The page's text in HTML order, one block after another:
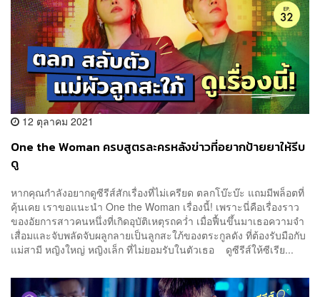
12 ตุลาคม 2021
One the Woman ครบสูตรละครหลังข่าวที่อยากป้ายยาให้รีบ
ดู
หากคุณกำลังอยากดูซีรีส์สักเรื่องที่ไม่เครียด ตลกโบ๊ะบ๊ะ แถมมีพล็อตที่
คุ้นเคย เราขอแนะนำ One the Woman เรื่องนี้! เพราะนี่คือเรื่องราว
ของอัยการสาวคนหนึ่งที่เกิดอุบัติเหตุรถคว่ำ เมื่อฟื้นขึ้นมาเธอความจำ
เสื่อมและจับพลัดจับผลูกลายเป็นลูกสะใภ้ของตระกูลดัง ที่ต้องรับมือกับ
แม่สามี หญิงใหญ่ หญิงเล็ก ที่ไม่ยอมรับในตัวเธอ ดูซีรีส์ให้ซีเรีย...